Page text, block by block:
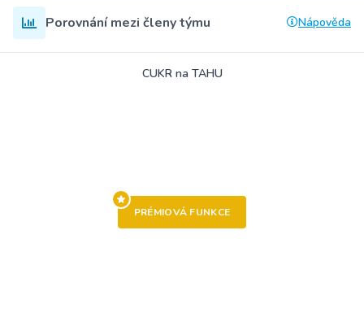
Porovnání mezi členy týmu Nápověda
CUKR na TAHU
PRÉMIOVÁ FUNKCE